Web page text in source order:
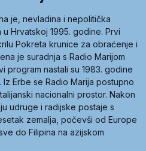
je, nevladina i nepolitička
Hrvatskoj 1995. godine. Prvi
Pokreta krunice za obraćenje i
je suradnja s Radio Marijom
program nastali su 1983. godine
Erbe se Radio Marija postupno
nacionalni prostor. Nakon
udruge i radijske postaje s
zemalja, počevši od Europe
do Filipina na azijskom